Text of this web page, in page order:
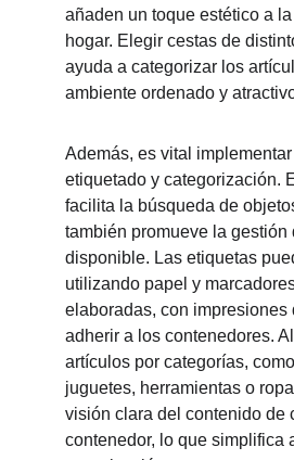
añaden un toque estético a
hogar. Elegir cestas de
ayuda a categorizar los
ambiente ordenado y
Además, es vital
etiquetado y categorización.
facilita la búsqueda de
también promueve la gestión
disponible. Las etiquetas
utilizando papel y
elaboradas, con impresiones
adherir a los contenedores.
artículos por categorías,
juguetes, herramientas o
visión clara del contenido de
contenedor, lo que simplifica